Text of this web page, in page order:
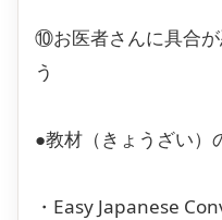
⑩お医者さんに具合が
う
●教材（きょうざい）
・Easy Japanese